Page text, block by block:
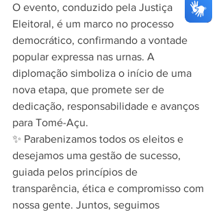
O evento, conduzido pela Justiça
Eleitoral, é um marco no processo
democrático, confirmando a vontade
popular expressa nas urnas. A
diplomação simboliza o início de uma
nova etapa, que promete ser de
dedicação, responsabilidade e avanços
para Tomé-Açu.
✨ Parabenizamos todos os eleitos e
desejamos uma gestão de sucesso,
guiada pelos princípios de
transparência, ética e compromisso com
nossa gente. Juntos, seguimos